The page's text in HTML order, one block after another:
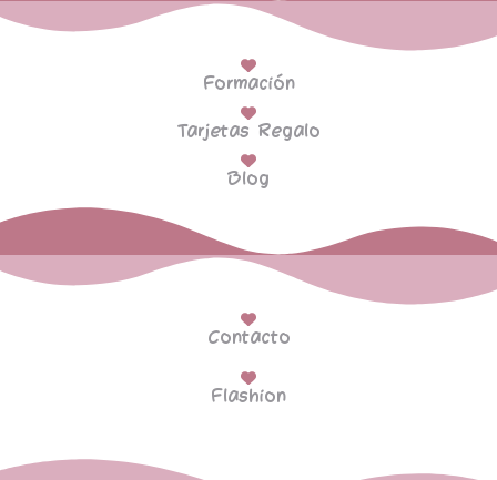
Formación
Tarjetas Regalo
Blog
Contacto
Flashion